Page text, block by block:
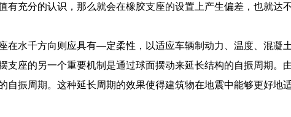
有充分的认识，那么就会在橡胶支座的设置上产生偏差，也就达
在水千方向则应具有—定柔性，以适应车辆制动力、温度、混凝
支座的另一个重要机制是通过球面摆动来延长结构的自振周期。
自振周期。这种延长周期的效果使得建筑物在地震中能够更好地